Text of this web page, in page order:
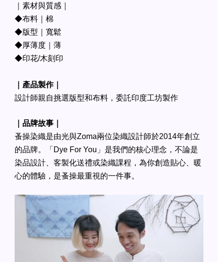
｜素材與質感｜
◆布料｜棉
◆版型｜寬鬆
◆厚薄度｜薄
◆印花/木刻印
｜產品製作｜
設計師親自挑選版型和布料，委託印度工坊製作
｜品牌故事｜
蚤操染織是由光與Zoma兩位染織設計師於2014年創立
的品牌。「Dye For You」是我們的核心理念，不論是
染品設計、客製化送禮或染織課程，為你創造貼心、暖
心的體驗，是蚤操最重視的一件事。